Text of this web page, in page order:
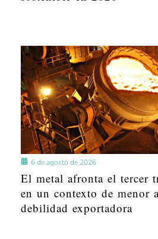
6 de agosto de 2026
El metal afronta el tercer
en un contexto de menor
debilidad exportadora